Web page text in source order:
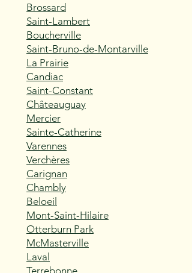
Brossard
Saint-Lambert
Boucherville
Saint-Bruno-de-Montarville
La Prairie
Candiac
Saint-Constant
Châteauguay
Mercier
Sainte-Catherine
Varennes
Verchères
Carignan
Chambly
Beloeil
Mont-Saint-Hilaire
Otterburn Park
McMasterville
Laval
Terrebonne